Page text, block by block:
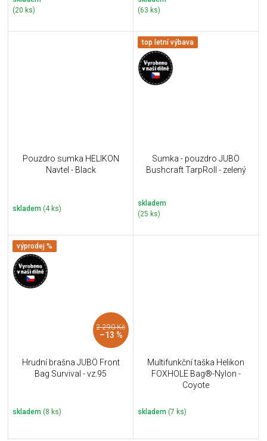
(20 ks)
(63 ks)
Pouzdro sumka HELIKON
Navtel - Black
skladem (4 ks)
top letní výbava
Sumka - pouzdro JUBÖ
Bushcraft TarpRoll - zelený
skladem
(25 ks)
výprodej %
2 290 Kč
–13 %
Hrudní brašna JUBÖ Front
Bag Survival - vz.95
skladem (8 ks)
Multifunkční taška Helikon
FOXHOLE Bag®-Nylon -
Coyote
skladem (7 ks)